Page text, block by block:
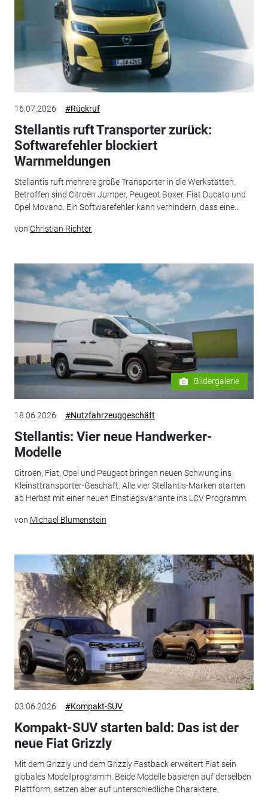
16.07.2026 #Rückruf
Stellantis ruft Transporter zurück:
Softwarefehler blockiert
Warnmeldungen
Stellantis ruft mehrere große Transporter in die Werkstätten.
Betroffen sind Citroën Jumper, Peugeot Boxer, Fiat Ducato und
Opel Movano. Ein Softwarefehler kann verhindern, dass eine...
von Christian Richter
Bildergalerie
18.06.2026 #Nutzfahrzeuggeschäft
Stellantis: Vier neue Handwerker-
Modelle
Citroën, Fiat, Opel und Peugeot bringen neuen Schwung ins
Kleinsttransporter-Geschäft. Alle vier Stellantis-Marken starten
ab Herbst mit einer neuen Einstiegsvariante ins LCV Programm.
von Michael Blumenstein
03.06.2026 #Kompakt-SUV
Kompakt-SUV starten bald: Das ist der
neue Fiat Grizzly
Mit dem Grizzly und dem Grizzly Fastback erweitert Fiat sein
globales Modellprogramm. Beide Modelle basieren auf derselben
Plattform, setzen aber auf unterschiedliche Charaktere.